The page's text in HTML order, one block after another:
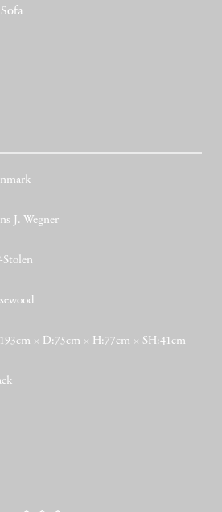
Sofa
J. Wegner
Stolen
× D:75cm × H:77cm × SH:41cm